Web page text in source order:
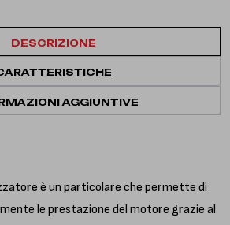
DESCRIZIONE
AGGIUNTIVE
è un particolare che permette di
le prestazione del motore grazie al